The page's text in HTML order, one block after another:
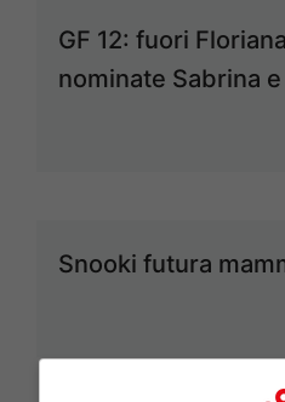
GF 12: fuori
nominate Sabrina e
Snooki futura